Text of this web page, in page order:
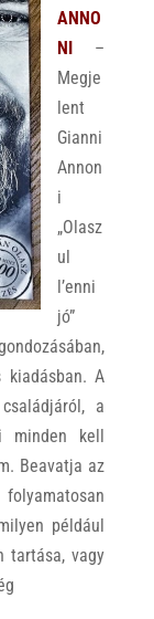
ANNO
NI
–
Megje
lent
Gianni
Annon
i
„Olasz
ul
l’enni
jó”
kiadásban. A
a
minden kell
Beavatja az
például
tartása, vagy